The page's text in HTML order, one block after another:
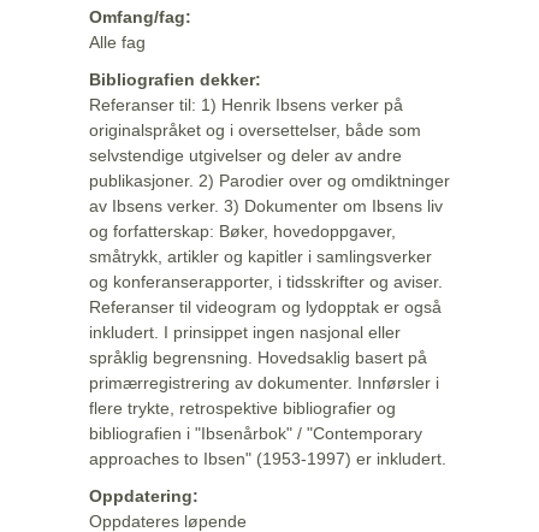
Omfang/fag:
Alle fag
Bibliografien dekker:
Referanser til: 1) Henrik Ibsens verker på
originalspråket og i oversettelser, både som
selvstendige utgivelser og deler av andre
publikasjoner. 2) Parodier over og omdiktninger
av Ibsens verker. 3) Dokumenter om Ibsens liv
og forfatterskap: Bøker, hovedoppgaver,
småtrykk, artikler og kapitler i samlingsverker
og konferanserapporter, i tidsskrifter og aviser.
Referanser til videogram og lydopptak er også
inkludert. I prinsippet ingen nasjonal eller
språklig begrensning. Hovedsaklig basert på
primærregistrering av dokumenter. Innførsler i
flere trykte, retrospektive bibliografier og
bibliografien i "Ibsenårbok" / "Contemporary
approaches to Ibsen" (1953-1997) er inkludert.
Oppdatering:
Oppdateres løpende